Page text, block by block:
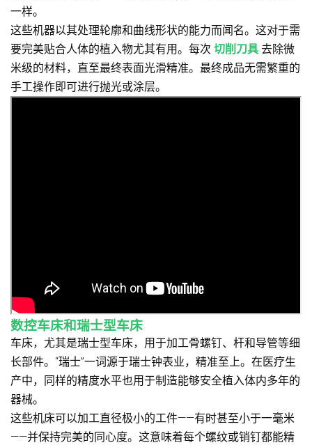
一样。
这些机器以其处理轮廓和曲线形状的能力而闻名。这对于需
要完美贴合人体的植入物尤其有用。每次 切削刀具 去除微
米级的材料，直至最终表面光滑精准。最终成品无需繁重的
手工操作即可进行抛光或涂层。
数控车床和瑞士型车床
车床，尤其是瑞士型车床，用于加工骨螺钉、杆和导管等细
长部件。“瑞士”一词源于瑞士钟表业，精准至上。在医疗生
产中，同样的精度水平也用于制造能够安全植入体内多年的
器械。
这些机床可以加工直径极小的工件——有时甚至小于一毫米
——并保持完美的同心度。这意味着每个螺​​纹或销钉都能精